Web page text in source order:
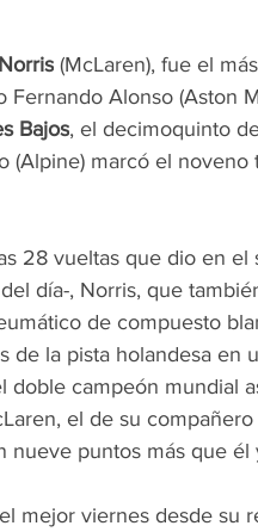
(McLaren), fue el
Fernando Alonso (Aston
Bajos, el decimoquinto
(Alpine) marcó el
28 vueltas que dio en
día-, Norris, que
de compuesto
de la pista holandesa en
doble campeón mundial
el de su
nueve puntos más que
mejor viernes desde su